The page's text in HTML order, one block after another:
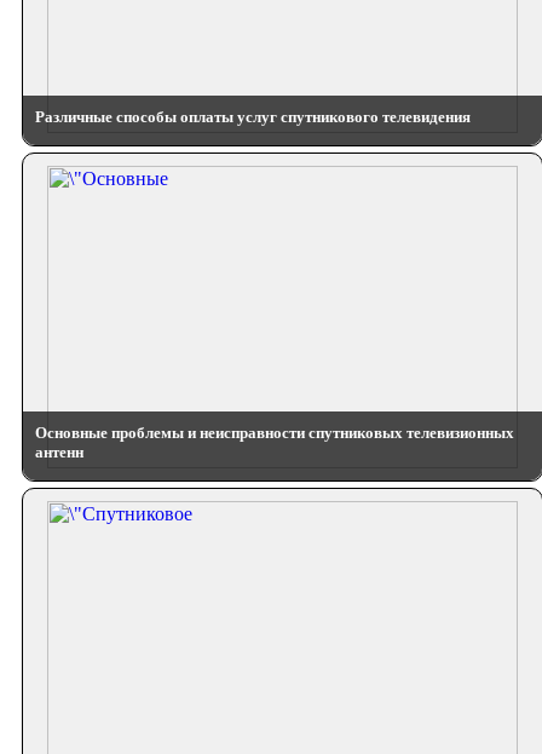
Различные способы оплаты услуг спутникового телевидения
Основные проблемы и неисправности спутниковых телевизионных
антенн